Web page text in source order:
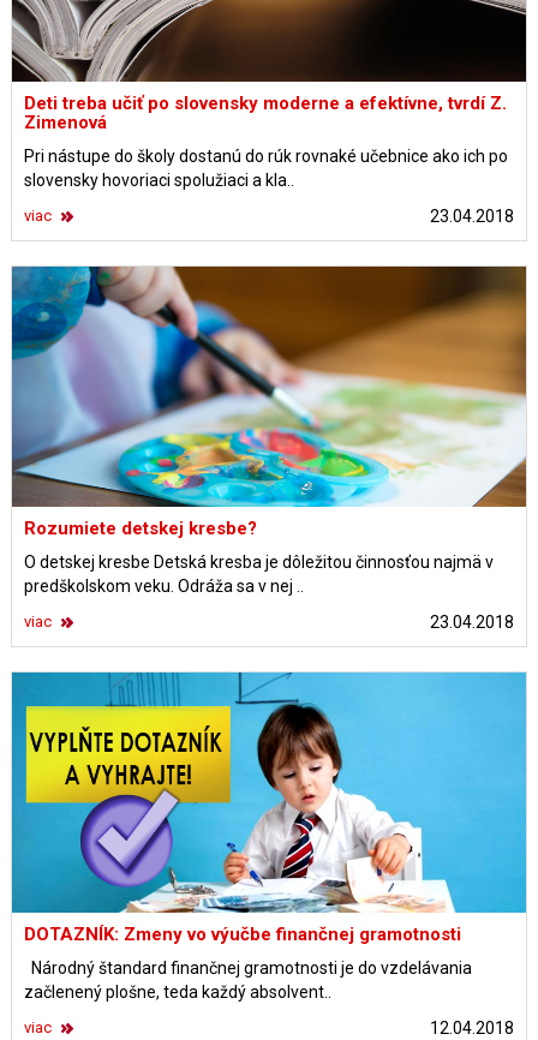
Deti treba učiť po slovensky moderne a efektívne, tvrdí Z.
Zimenová
Pri nástupe do školy dostanú do rúk rovnaké učebnice ako ich po
slovensky hovoriaci spolužiaci a kla..
23.04.2018
viac
Rozumiete detskej kresbe?
O detskej kresbe Detská kresba je dôležitou činnosťou najmä v
predškolskom veku. Odráža sa v nej ..
23.04.2018
viac
DOTAZNÍK: Zmeny vo výučbe finančnej gramotnosti
Národný štandard finančnej gramotnosti je do vzdelávania
začlenený plošne, teda každý absolvent..
12.04.2018
viac